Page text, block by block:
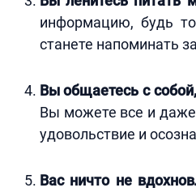
информацию, будь
станете напоминать
Вы общаетесь с
Вы можете все и
удовольствие и
Вас ничто не